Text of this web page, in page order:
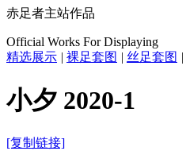
赤足者主站作品
Official Works For Displaying
精选展示 | 裸足套图 | 丝足套图 |
小夕 2020-1
[复制链接]